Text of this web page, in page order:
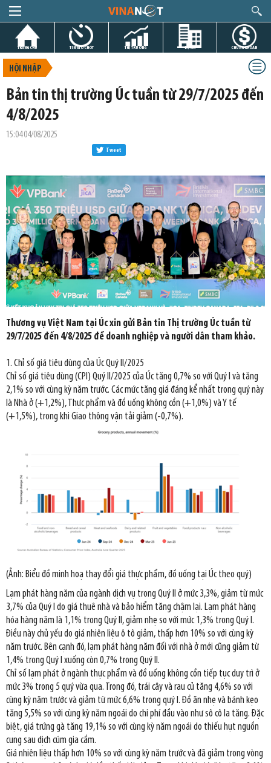
TRANG CHỦ TIN GIỜ CHÓT THỊ TRƯỜNG DỰ ÁN CHỨNG KHOÁN
HỘI NHẬP
Bản tin thị trường Úc tuần từ 29/7/2025 đến
4/8/2025
15:04 04/08/2025
Tweet
Thương vụ Việt Nam tại Úc xin gửi Bản tin Thị trường Úc tuần từ
29/7/2025 đến 4/8/2025 để doanh nghiệp và người dân tham khảo.
1. Chỉ số giá tiêu dùng của Úc Quý II/2025
Chỉ số giá tiêu dùng (CPI) Quý II/2025 của Úc tăng 0,7% so với Quý I và tăng
2,1% so với cùng kỳ năm trước. Các mức tăng giá đáng kể nhất trong quý này
là Nhà ở (+1,2%), Thực phẩm và đồ uống không cồn (+1,0%) và Y tế
(+1,5%), trong khi Giao thông vận tải giảm (-0,7%).
(Ảnh: Biểu đồ minh hoạ thay đổi giá thực phẩm, đồ uống tại Úc theo quý)
Lạm phát hàng năm của ngành dịch vụ trong Quý II ở mức 3,3%, giảm từ mức
3,7% của Quý I do giá thuê nhà và bảo hiểm tăng chậm lại. Lạm phát hàng
hóa hàng năm là 1,1% trong Quý II, giảm nhẹ so với mức 1,3% trong Quý I.
Điều này chủ yếu do giá nhiên liệu ô tô giảm, thấp hơn 10% so với cùng kỳ
năm trước. Bên cạnh đó, lạm phát hàng năm đối với nhà ở mới cũng giảm từ
1,4% trong Quý I xuống còn 0,7% trong Quý II.
Chỉ số lạm phát ở ngành thực phẩm và đồ uống không cồn tiếp tục duy trì ở
mức 3% trong 5 quý vừa qua. Trong đó, trái cây và rau củ tăng 4,6% so với
cùng kỳ năm trước và giảm từ mức 6,6% trong quý I. Đồ ăn nhẹ và bánh kẹo
tăng 5,5% so với cùng kỳ năm ngoái do chi phí đầu vào như sô cô la tăng. Đặc
biệt, giá trứng gà tăng 19,1% so với cùng kỳ năm ngoái do thiếu hụt nguồn
cung sau dịch cúm gia cầm.
Giá nhiên liệu thấp hơn 10% so với cùng kỳ năm trước và đã giảm trong vòng